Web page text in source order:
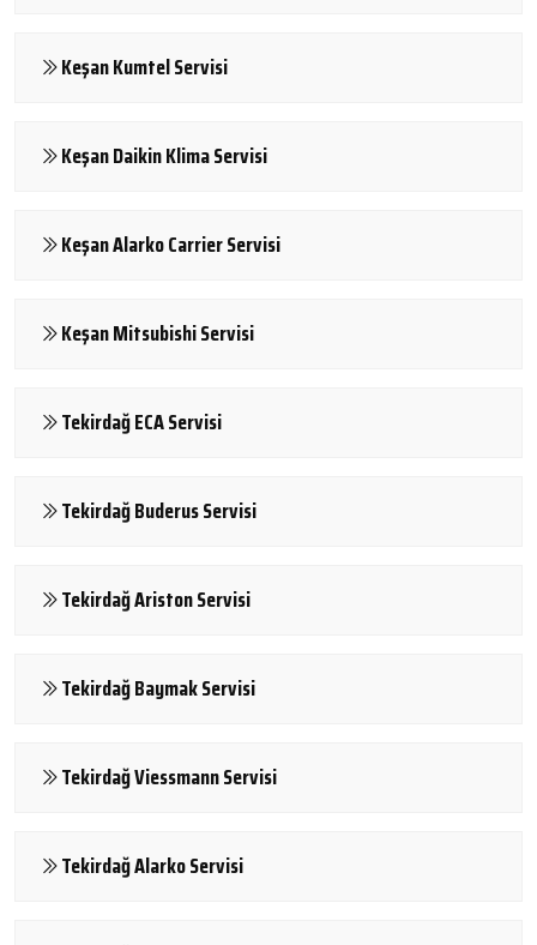
Keşan Kumtel Servisi
Keşan Daikin Klima Servisi
Keşan Alarko Carrier Servisi
Keşan Mitsubishi Servisi
Tekirdağ ECA Servisi
Tekirdağ Buderus Servisi
Tekirdağ Ariston Servisi
Tekirdağ Baymak Servisi
Tekirdağ Viessmann Servisi
Tekirdağ Alarko Servisi